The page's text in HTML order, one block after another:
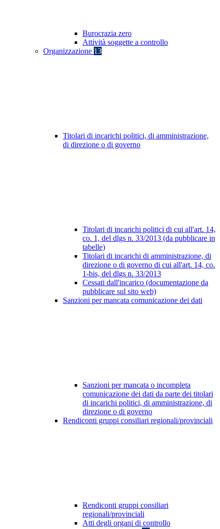
Burocrazia zero
Attività soggette a controllo
Organizzazione 13
Titolari di incarichi politici, di amministrazione,
di direzione o di governo
Titolari di incarichi politici di cui all'art. 14,
co. 1, del dlgs n. 33/2013 (da pubblicare in
tabelle)
Titolari di incarichi di amministrazione, di
direzione o di governo di cui all'art. 14, co.
1-bis, del dlgs n. 33/2013
Cessati dall'incarico (documentazione da
pubblicare sul sito web)
Sanzioni per mancata comunicazione dei dati
Sanzioni per mancata o incompleta
comunicazione dei dati da parte dei titolari
di incarichi politici, di amministrazione, di
direzione o di governo
Rendiconti gruppi consiliari regionali/provinciali
Rendiconti gruppi consiliari
regionali/provinciali
Atti degli organi di controllo